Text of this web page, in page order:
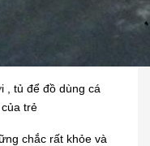
, tủ để đồ dùng cá
trẻ
chắc rất khỏe và